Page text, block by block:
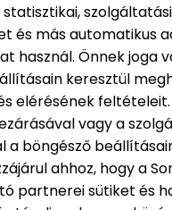
és más automatikus
használ. Önnek joga
keresztül
elérésének feltételeit.
vagy a
a böngésző
ahhoz, hogy a
partnerei sütiket és